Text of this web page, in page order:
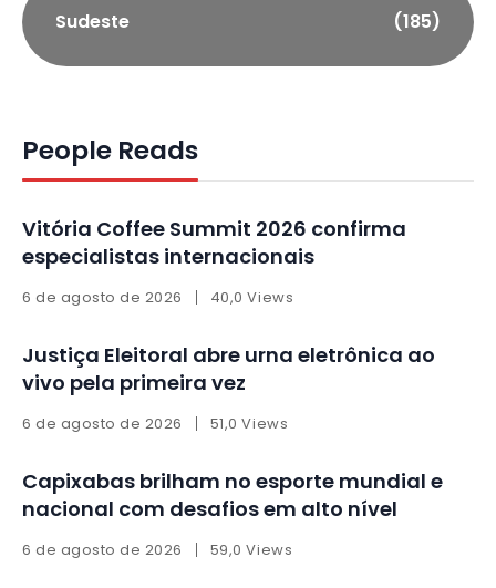
Sudeste (185)
People Reads
Vitória Coffee Summit 2026 confirma
especialistas internacionais
6 de agosto de 2026 40,0 Views
Justiça Eleitoral abre urna eletrônica ao
vivo pela primeira vez
6 de agosto de 2026 51,0 Views
Capixabas brilham no esporte mundial e
nacional com desafios em alto nível
6 de agosto de 2026 59,0 Views